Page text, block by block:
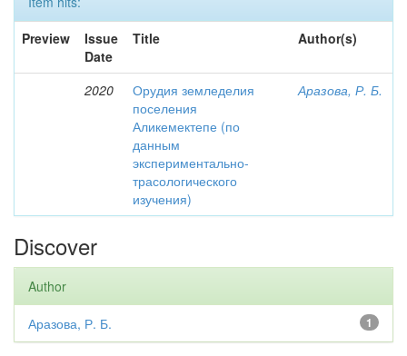
Preview
Issue
Date
Title Author(s)
2020
Орудия земледелия
поселения
Аликемектепе (по
данным
экспериментально-
трасологического
изучения)
Аразова, Р. Б.
Discover
Author
1
Аразова, Р. Б.